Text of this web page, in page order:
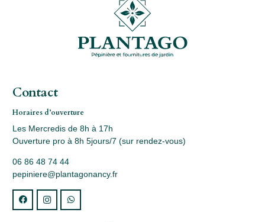
Contact
Horaires d’ouverture
Les Mercredis de 8h à 17h
Ouverture pro à 8h 5jours/7 (sur rendez-vous)
06 86 48 74 44
pepiniere@plantagonancy.fr